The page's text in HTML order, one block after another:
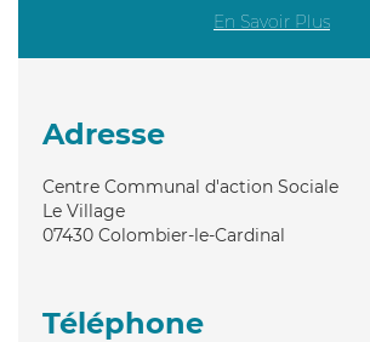
En Savoir Plus
Adresse
Centre Communal d'action Sociale
Le Village
07430 Colombier-le-Cardinal
Téléphone